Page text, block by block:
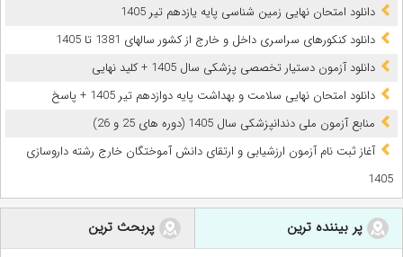
دانلود امتحان نهایی زمین شناسی پایه یازدهم تیر 1405
دانلود کنکورهای سراسری داخل و خارج از کشور سالهای 1381 تا 1405
دانلود آزمون دستیار تخصصی پزشکی سال 1405 + کلید نهایی
دانلود امتحان نهایی سلامت و بهداشت پایه دوازدهم تیر 1405 + پاسخ
ﻣﻨﺎﺑﻊ آزﻣﻮن ﻣﻠﯽ دندانپزشکی سال 1405 (دوره های 25 و 26)
آغاز ثبت نام آزمون‌ ارزشیابی و ارتقای دانش آموختگان خارج رشته داروسازی
1405
پر بیننده ترین پربحث ترین